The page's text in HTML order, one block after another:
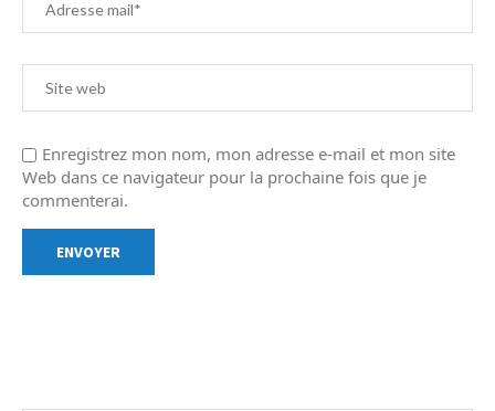
Enregistrez mon nom, mon adresse e-mail et mon site
Web dans ce navigateur pour la prochaine fois que je
commenterai.